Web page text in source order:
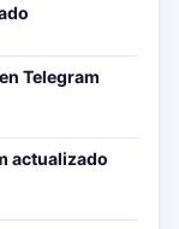
Telegram
actualizado📱